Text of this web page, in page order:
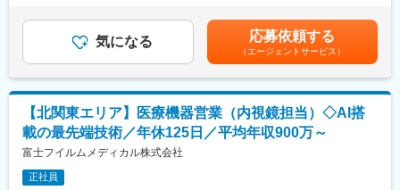
■福利厚生充実（規定あり）
・住宅手当（賃貸・持ち家対象 月3～4万円※規定有り）
・家族手当
・退職金制度など
■グループ会社の特徴
親会社である株式会社セントラルユニは、医療業界に貢献する老
舗企業であり、自己資本率70%以上と経営基盤も安定していま
す。当社は全国でも数少ない医療分野特化の設備メーカーであ
進めています。
る昇進の機会など、営業における白地・伸びしろが大きくキャリ
アアップのチャンスが多くあります。
★高い定着率と社風
異なるエリア同士でも連携するなどチームワークのある社風で、
退職者が少なく、若手だけでなく40代以上のベテラン社員も多い
のが特徴です。グローバル・日本法人ともにボトムアップの文化
に、ターゲットボーナスのインセンティブがあります。賃金はあ
くまでも目安の金額であり、選考を通じて上下する可能性があり
ます。月給(月額)は固定手当を含めた表記です。
気になる 応募依頼する
（エージェントサービス）
【北関東エリア】医療機器営業（内視鏡担当）◇AI搭
載の最先端技術／年休125日／平均年収900万～
富士フイルムメディカル株式会社
正社員